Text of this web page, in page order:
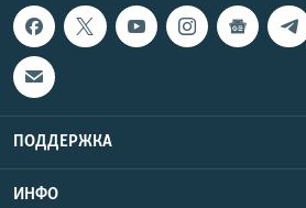
ПОДДЕРЖКА
ИНФО